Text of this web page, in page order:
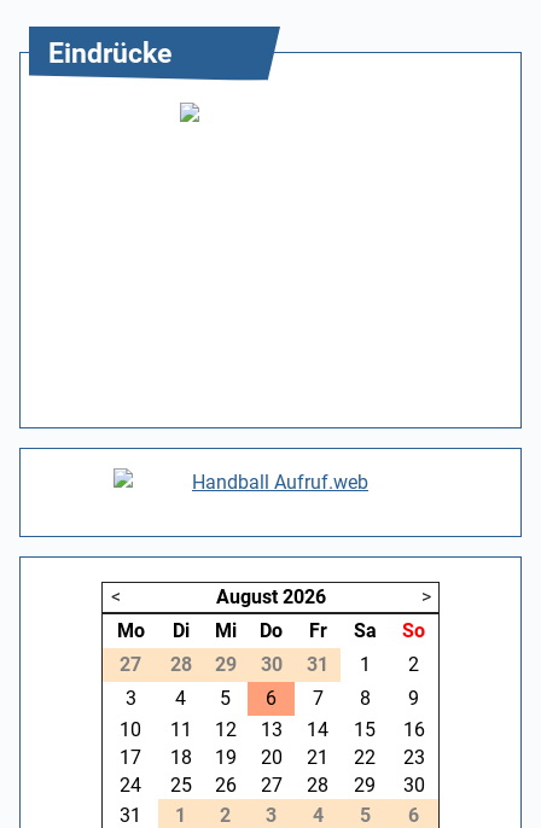
Eindrücke
< August 2026
>
Mo
Di Mi Do Fr Sa
So
27
28 29 30 31 1
2
3
4 5 6 7 8
9
10
11 12 13 14 15
16
17
18 19 20 21 22
23
24
25 26 27 28 29
30
31
1 2 3 4 5 6